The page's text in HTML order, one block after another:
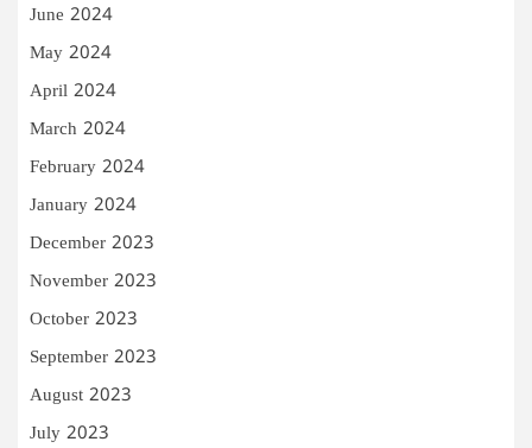
June 2024
May 2024
April 2024
March 2024
February 2024
January 2024
December 2023
November 2023
October 2023
September 2023
August 2023
July 2023